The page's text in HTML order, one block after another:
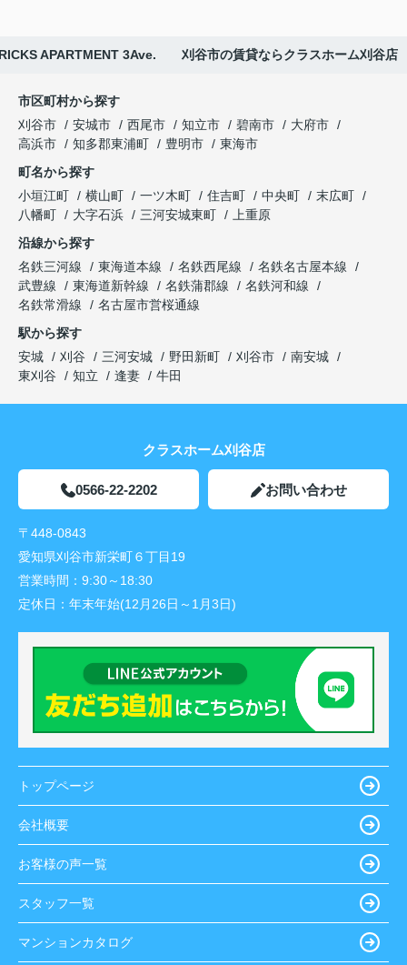
APARTMENT 3Ave. 刈谷市の賃貸ならクラスホーム刈谷店
市区町村から探す
刈谷市
安城市 西尾市 知立市 碧南市
大府市
高浜市
知多郡東浦町 豊明市
東海市
町名から探す
小垣江町
横山町 一ツ木町 住吉町 中央町
末広町
八幡町
大字石浜 三河安城東町
上重原
沿線から探す
名鉄三河線
東海道本線 名鉄西尾線
名鉄名古屋本線
武豊線
東海道新幹線 名鉄蒲郡線
名鉄河和線
名鉄常滑線
名古屋市営桜通線
駅から探す
安城
刈谷 三河安城 野田新町 刈谷市
南安城
東刈谷
知立 逢妻 牛田
クラスホーム刈谷店
0566-22-2202 お問い合わせ
〒448-0843
愛知県刈谷市新栄町６丁目19
営業時間： 9:30～18:30
定休日： 年末年始(12月26日～1月3日)
トップページ
会社概要
お客様の声一覧
スタッフ一覧
マンションカタログ